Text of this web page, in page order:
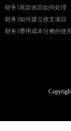
财务5尾款收回如何处理
财务3如何建立收支项目
财务1费用成本分摊的使